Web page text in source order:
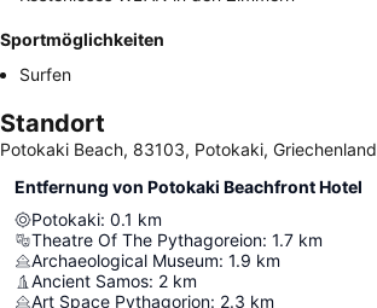
Sportmöglichkeiten
Surfen
Standort
Potokaki Beach, 83103, Potokaki, Griechenland
Entfernung von Potokaki Beachfront Hotel
Potokaki: 0.1 km
Theatre Of The Pythagoreion: 1.7 km
Archaeological Museum: 1.9 km
Ancient Samos: 2 km
Art Space Pythagorion: 2.3 km